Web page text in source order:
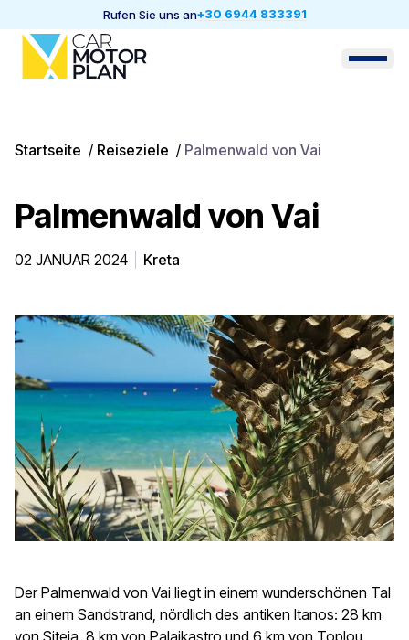
Rufen Sie uns an+30 6944 833391
Startseite / Reiseziele / Palmenwald von Vai
Palmenwald von Vai
02 JANUAR 2024 Kreta
Der Palmenwald von Vai liegt in einem wunderschönen Tal
an einem Sandstrand, nördlich des antiken Itanos: 28 km